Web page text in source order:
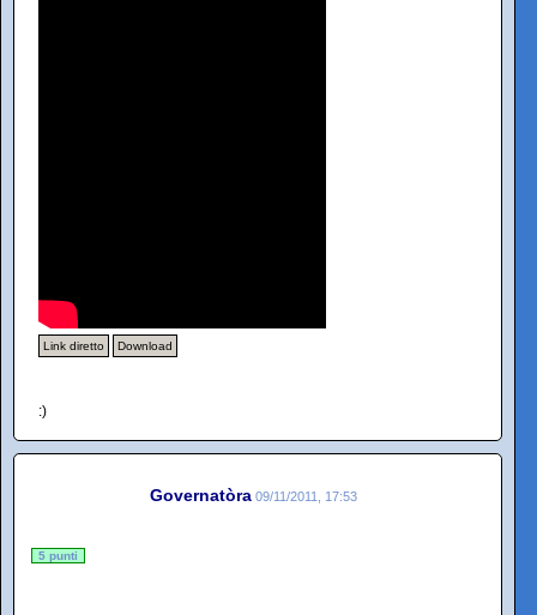
Link diretto Download
:)
Governatòra 09/11/2011, 17:53
5 punti